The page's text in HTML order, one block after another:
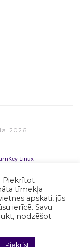
2026
Piekrītot
tīmekļa
apskati, jūs
ierīcē. Savu
nodzēšot
Piekrist
Linux